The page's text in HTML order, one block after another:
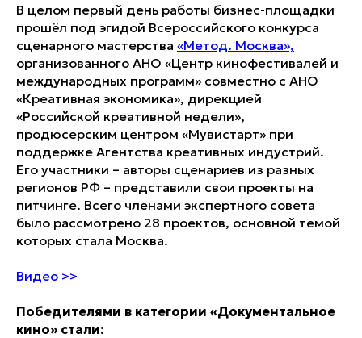
В целом первый день работы бизнес-площадки
прошёл под эгидой Всероссийского конкурса
сценарного мастерства «Метод. Москва»,
организованного АНО «Центр кинофестивалей и
международных программ» совместно с АНО
«Креативная экономика», дирекцией
«Российской креативной недели»,
продюсерским центром «Мувистарт» при
поддержке Агентства креативных индустрий.
Его участники – авторы сценариев из разных
регионов РФ – представили свои проекты на
питчинге. Всего членами экспертного совета
было рассмотрено 28 проектов, основной темой
которых стала Москва.
Видео >>
Победителями в категории «Документальное
кино» стали: